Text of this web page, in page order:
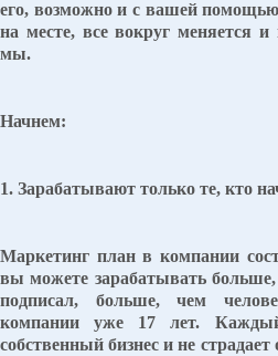
его, возможно и с вашей
на месте, все вокруг меняется
мы.
Начнем:
1. Зарабатывают только те, кто
Маркетинг план в компании
вы можете зарабатывать
подписал, больше, чем
компании уже 17 лет.
собственный бизнес и не